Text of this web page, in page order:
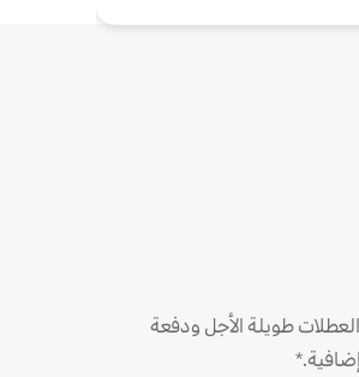
طويلة الأجل ودفعة